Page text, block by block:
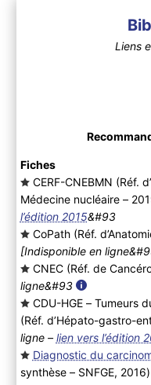
Liens
Fiches
CERF-CNEBMN (Réf.
Médecine nucléaire –
l’édition 2015&#93
CoPath (Réf.
[Indisponible en
CNEC (Réf. de
ligne&#93
CDU-HGE – Tumeurs
(Réf. d’Hépato-gastro-
ligne – lien vers l’édition
Diagnostic du
synthèse – SNFGE, 2016)